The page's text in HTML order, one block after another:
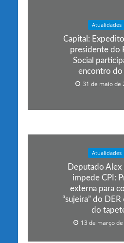
Atualidades
Capital:
presidente do
Social
encontro do
31 de maio de
Atualidades
Deputado Alex
impede CPI:
externa para
“sujeira” do
do
13 de março